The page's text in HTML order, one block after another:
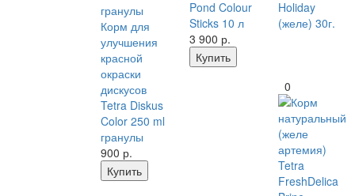
Корм для
улучшения
красной
окраски
дискусов
Tetra Diskus
Color 250 ml
гранулы
900 р.
Купить
Pond Colour
Sticks 10 л
3 900 р.
Купить
Holiday
(желе) 30г.
0